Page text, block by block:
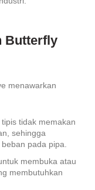
Butterfly
menawarkan
tidak memakan
sehingga
pada pipa.
membuka atau
membutuhkan